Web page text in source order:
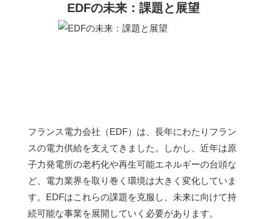
EDFの未来：課題と展望
フランス電力会社（EDF）は、長年にわたりフラン
スの電力供給を支えてきました。しかし、近年は原
子力発電所の老朽化や再生可能エネルギーの台頭な
ど、電力業界を取り巻く環境は大きく変化していま
す。EDFはこれらの課題を克服し、未来に向けて持
続可能な事業を展開していく必要があります。